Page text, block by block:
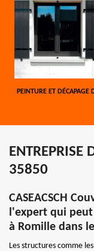
PEINTURE ET DÉCAPAGE
ENTREPRISE
35850
CASEACSCH
l'expert qui
à Romille dans
Les structures comme